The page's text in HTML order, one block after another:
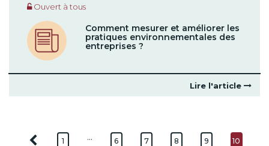
Ouvert à tous
Comment mesurer et améliorer les
pratiques environnementales des
entreprises ?
Lire l'article
1 … 6 7 8 9 10